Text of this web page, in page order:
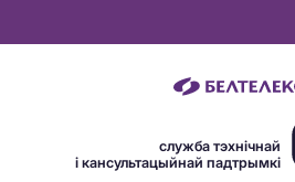
служба тэхнічнай
і кансультацыйнай падтрымкі